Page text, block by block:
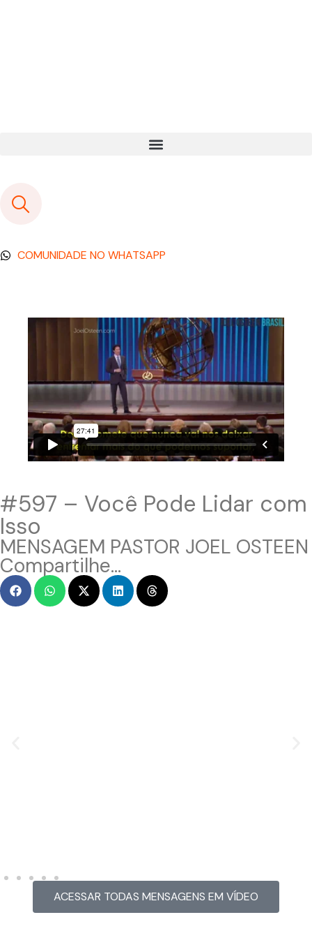
COMUNIDADE NO WHATSAPP
#597 – Você Pode Lidar com
Isso
MENSAGEM PASTOR JOEL OSTEEN
Compartilhe...
ACESSAR TODAS MENSAGENS EM VÍDEO